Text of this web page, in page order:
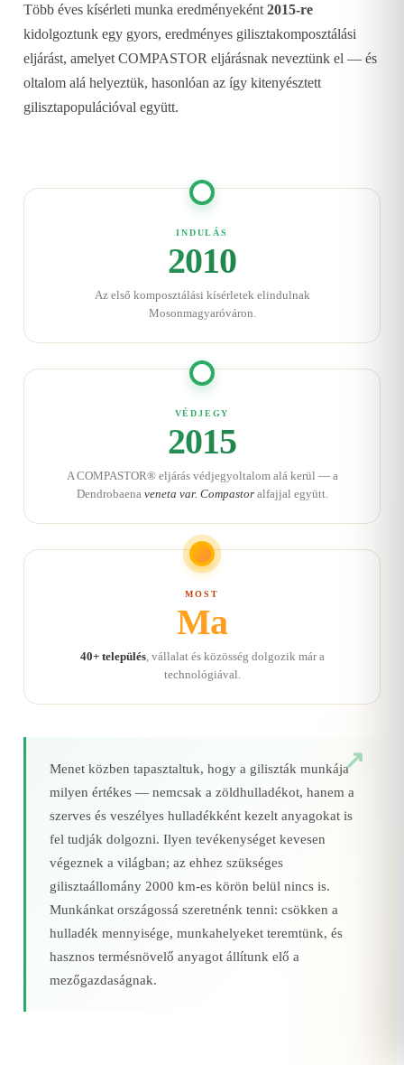
Több éves kísérleti munka eredményeként 2015-re
kidolgoztunk egy gyors, eredményes gilisztakomposztálási
eljárást, amelyet COMPASTOR eljárásnak neveztünk el — és
oltalom alá helyeztük, hasonlóan az így kitenyésztett
gilisztapopulációval együtt.
INDULÁS
2010
Az első komposztálási kísérletek elindulnak
Mosonmagyaróváron.
VÉDJEGY
2015
A COMPASTOR® eljárás védjegyoltalom alá kerül — a
Dendrobaena veneta var. Compastoralfajjal együtt.
MOST
Ma
40+ település, vállalat és közösség dolgozik már a
technológiával.
Menet közben tapasztaltuk, hogy a giliszták munkája
milyen értékes — nemcsak a zöldhulladékot, hanem a
szerves és veszélyes hulladékként kezelt anyagokat is
fel tudják dolgozni. Ilyen tevékenységet kevesen
végeznek a világban; az ehhez szükséges
gilisztaállomány 2000 km‑es körön belül nincs is.
Munkánkat országossá szeretnénk tenni: csökken a
hulladék mennyisége, munkahelyeket teremtünk, és
hasznos termésnövelő anyagot állítunk elő a
mezőgazdaságnak.